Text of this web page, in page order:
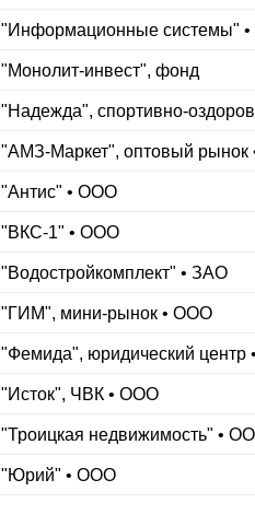
"Информационные системы"
"Монолит-инвест", фонд
"Надежда", спортивно-
"АМЗ-Маркет", оптовый
"Антис" • ООО
"ВКС-1" • ООО
"Водостройкомплект" • ЗАО
"ГИМ", мини-рынок • ООО
"Фемида", юридический центр
"Исток", ЧВК • ООО
"Троицкая недвижимость" •
"Юрий" • ООО